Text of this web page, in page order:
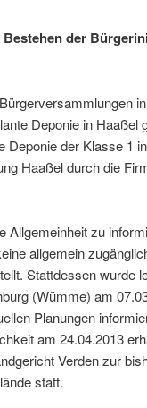
der
Deponie in Haaßel
Deponie der Klasse 1
Haaßel durch die
Allgemeinheit zu
allgemein
Stattdessen wurde
(Wümme) am
Planungen
am 24.04.2013
Verden zur
statt.